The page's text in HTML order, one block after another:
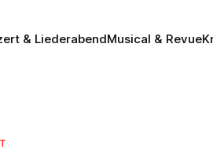
& LiederabendMusical & Revue